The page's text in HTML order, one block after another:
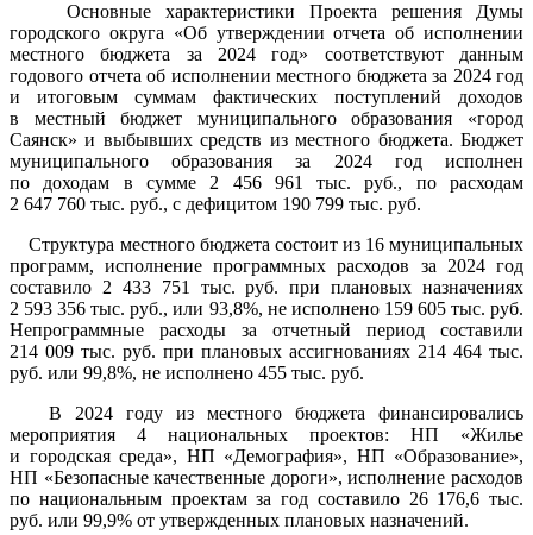
Основные характеристики Проекта решения Думы
городского округа «Об утверждении отчета об исполнении
местного бюджета за 2024 год» соответствуют данным
годового отчета об исполнении местного бюджета за 2024 год
и итоговым суммам фактических поступлений доходов
в местный бюджет муниципального образования «город
Саянск» и выбывших средств из местного бюджета. Бюджет
муниципального образования за 2024 год исполнен
по доходам в сумме 2 456 961 тыс. руб., по расходам
2 647 760 тыс. руб., с дефицитом 190 799 тыс. руб.
Структура местного бюджета состоит из 16 муниципальных
программ, исполнение программных расходов за 2024 год
составило 2 433 751 тыс. руб. при плановых назначениях
2 593 356 тыс. руб., или 93,8%, не исполнено 159 605 тыс. руб.
Непрограммные расходы за отчетный период составили
214 009 тыс. руб. при плановых ассигнованиях 214 464 тыс.
руб. или 99,8%, не исполнено 455 тыс. руб.
В 2024 году из местного бюджета финансировались
мероприятия 4 национальных проектов: НП «Жилье
и городская среда», НП «Демография», НП «Образование»,
НП «Безопасные качественные дороги», исполнение расходов
по национальным проектам за год составило 26 176,6 тыс.
руб. или 99,9% от утвержденных плановых назначений.